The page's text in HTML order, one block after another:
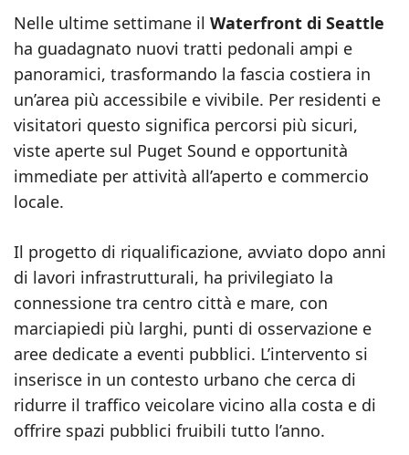
Nelle ultime settimane il Waterfront di Seattle
ha guadagnato nuovi tratti pedonali ampi e
panoramici, trasformando la fascia costiera in
un’area più accessibile e vivibile. Per residenti e
visitatori questo significa percorsi più sicuri,
viste aperte sul Puget Sound e opportunità
immediate per attività all’aperto e commercio
locale.
Il progetto di riqualificazione, avviato dopo anni
di lavori infrastrutturali, ha privilegiato la
connessione tra centro città e mare, con
marciapiedi più larghi, punti di osservazione e
aree dedicate a eventi pubblici. L’intervento si
inserisce in un contesto urbano che cerca di
ridurre il traffico veicolare vicino alla costa e di
offrire spazi pubblici fruibili tutto l’anno.